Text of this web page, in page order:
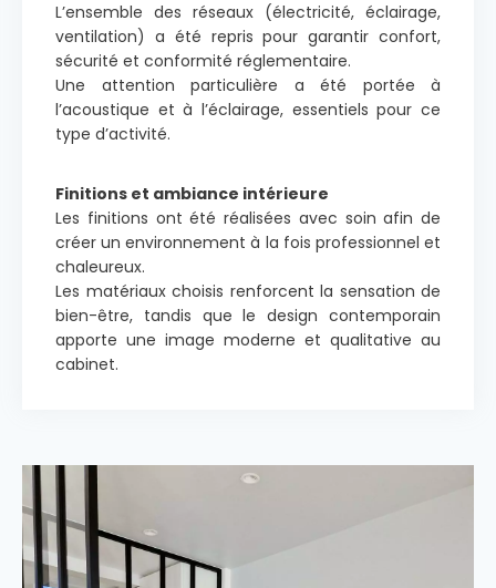
L’ensemble des réseaux (électricité, éclairage,
ventilation) a été repris pour garantir confort,
sécurité et conformité réglementaire.
Une attention particulière a été portée à
l’acoustique et à l’éclairage, essentiels pour ce
type d’activité.
Finitions et ambiance intérieure
Les finitions ont été réalisées avec soin afin de
créer un environnement à la fois professionnel et
chaleureux.
Les matériaux choisis renforcent la sensation de
bien-être, tandis que le design contemporain
apporte une image moderne et qualitative au
cabinet.